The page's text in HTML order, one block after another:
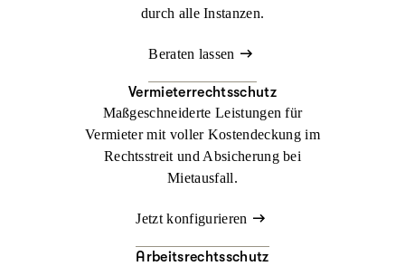
durch alle Instanzen.
Beraten lassen
Vermieterrechtsschutz
Maßgeschneiderte Leistungen für
Vermieter mit voller Kostendeckung im
Rechtsstreit und Absicherung bei
Mietausfall.
Jetzt konfigurieren
Arbeitsrechtsschutz